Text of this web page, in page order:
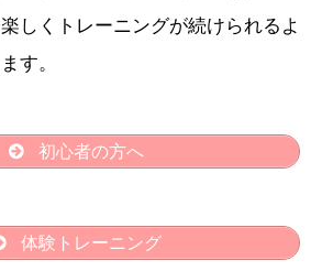
しくトレーニングが続けられるよ
す。
初心者の方へ
体験トレーニング